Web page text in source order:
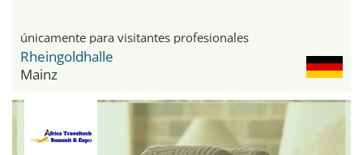
únicamente para visitantes profesionales
Rheingoldhalle
Mainz